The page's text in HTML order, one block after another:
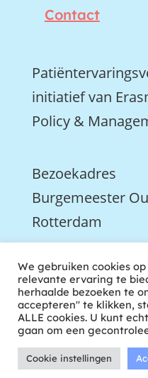
Contact
initiatief van
Policy &
Bezoekadres
Burgemeester
Rotterdam
 We zijn
We gebruiken cookies
relevante ervaring te
herhaalde bezoeken te
accepteren" te klikken,
ALLE cookies. U kunt
gaan om een
Cookie instellingen